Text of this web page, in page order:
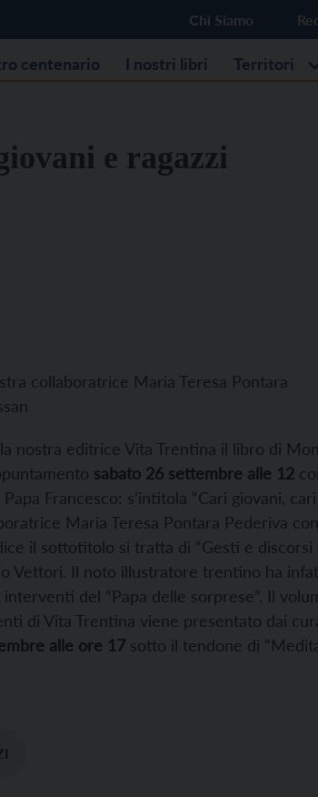
Chi Siamo
centenario I nostri libri Territori
e ragazzi
collaboratrice Maria Teresa Pontara
nostra editrice Vita Trentina il libro di
sabato 26 settembre alle 12
Francesco: s'intitola “Cari giovani, cari
Maria Teresa Pontara Pederiva
il sottotitolo si tratta di “Gesti e discorsi
Vettori. Il noto illustratore trentino ha
del “Papa delle sorprese”. Il
di Vita Trentina viene presentato dai
alle ore 17 sotto il tendone di